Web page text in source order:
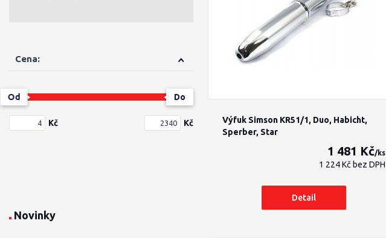
Cena:
Kč
Od Do
Kč
Novinky
Výfuk Simson KR51/1, Duo, Habicht,
Sperber, Star
1 481 Kč/ks
1 224 Kč bez DPH
Detail